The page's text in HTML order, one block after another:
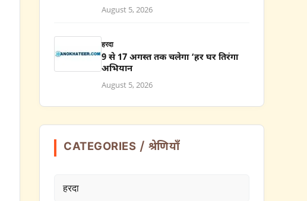
August 5, 2026
हरदा
9 से 17 अगस्त तक चलेगा ‘हर घर तिरंगा
अभियान
August 5, 2026
CATEGORIES / श्रेणियाँ
हरदा